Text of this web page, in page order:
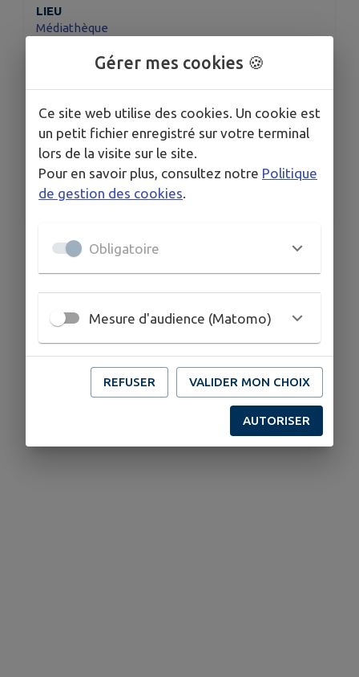
LIEU
Médiathèque
Le ven. 10 juil.
HORAIRES
10h-12h
TARIFS
GRATUIT
ORGANISÉ PAR
Médiathèque intercommunale de Clairvaux-les-Lacs
Séances d'initiation au JDR* à la médiathèque
*Jeu de rôle
** Maître du Jeu
Gérer mes cookies 🍪
Ce site web utilise des cookies. Un cookie est
un petit fichier enregistré sur votre terminal
lors de la visite sur le site.
Pour en savoir plus, consultez notre Politique
de gestion des cookies.
Obligatoire
Mesure d'audience (Matomo)
REFUSER VALIDER MON CHOIX
AUTORISER